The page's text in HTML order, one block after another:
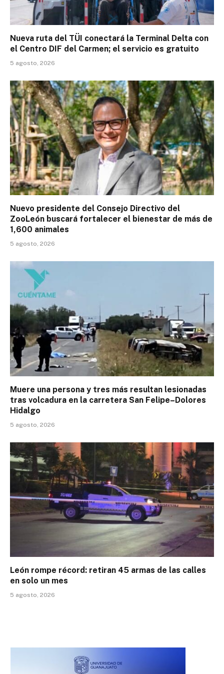
Nueva ruta del TÜI conectará la Terminal Delta con
el Centro DIF del Carmen; el servicio es gratuito
5 agosto, 2026
Nuevo presidente del Consejo Directivo del
ZooLeón buscará fortalecer el bienestar de más de
1,600 animales
5 agosto, 2026
Muere una persona y tres más resultan lesionadas
tras volcadura en la carretera San Felipe–Dolores
Hidalgo
5 agosto, 2026
León rompe récord: retiran 45 armas de las calles
en solo un mes
5 agosto, 2026